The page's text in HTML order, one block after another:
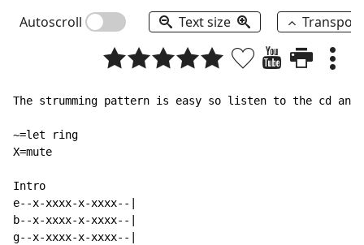
Autoscroll Text size
The strumming pattern is easy so listen to the cd
~=let ring
X=mute
Intro
e--x-xxxx-x-xxxx--|
b--x-xxxx-x-xxxx--|
g--x-xxxx-x-xxxx--|